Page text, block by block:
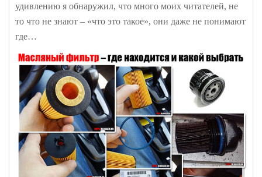
удивлению я обнаружил, что много моих читателей, не
то что не знают – «что это такое», они даже не понимают
где…